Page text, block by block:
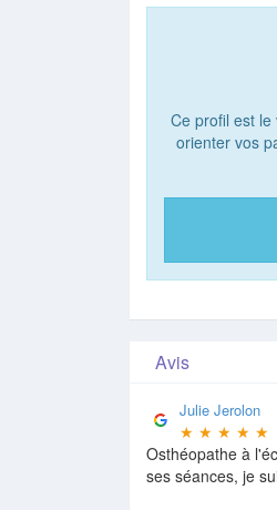
Ce profil est
orienter vos
Avis
Julie Jerolon
★ ★ ★ ★ ★
Osthéopathe à
ses séances, je